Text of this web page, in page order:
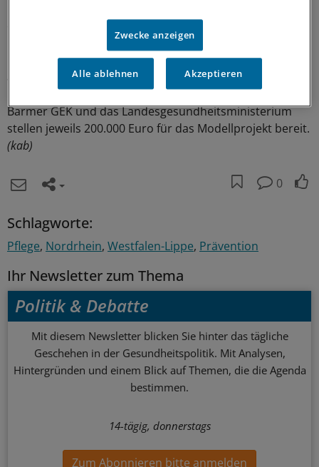
es im Vorfeld eine Beratung, die die jeweiligen
Möglichkeiten der Unterstützung im eigenen Netzwerk
und durch Pflegedienste oder stationäre Kurzzeitpflege
aufzeigt.
Barmer GEK und das Landesgesundheitsministerium
stellen jeweils 200.000 Euro für das Modellprojekt bereit.
(kab)
0
Schlagworte:
Pflege Nordrhein Westfalen-Lippe Prävention
Ihr Newsletter zum Thema
Politik & Debatte
Mit diesem Newsletter blicken Sie hinter das tägliche
Geschehen in der Gesundheitspolitik. Mit Analysen,
Hintergründen und einem Blick auf Themen, die die Agenda
bestimmen.
14-tägig, donnerstags
Zum Abonnieren bitte anmelden
Zwecke anzeigen
Alle ablehnen Akzeptieren